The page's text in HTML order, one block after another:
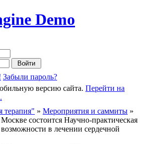
Demo
Забыли пароль?
версию сайта. Перейти на
терапия" » Мероприятия и саммиты »
состоится Научно-практическая
в лечении сердечной